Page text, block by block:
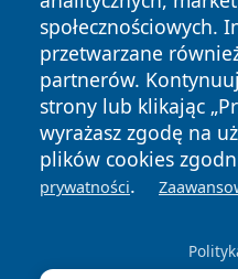
społecznościowych.
przetwarzane
partnerów.
strony lub klikając
wyrażasz zgodę na
plików cookies
prywatności.
News Autorzy